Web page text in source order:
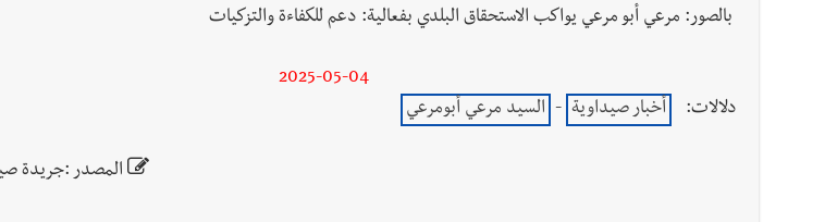
بالصور: مرعي أبو مرعي يواكب الاستحقاق البلدي بفعالية: دعم للكفاءة والتزكيات
2025-05-04
دلالات:
أخبار صيداوية - السيد مرعي أبومرعي
المصدر :جريدة